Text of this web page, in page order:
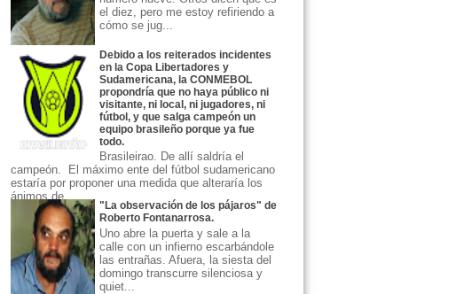
el diez, pero me estoy refiriendo a
cómo se jug...
Debido a los reiterados incidentes
en la Copa Libertadores y
Sudamericana, la CONMEBOL
propondría que no haya público ni
visitante, ni local, ni jugadores, ni
fútbol, y que salga campeón un
equipo brasileño porque ya fue
todo.
Brasileirao. De allí saldría el
campeón. El máximo ente del fútbol sudamericano
estaría por proponer una medida que alteraría los
ánimos de...
"La observación de los pájaros" de
Roberto Fontanarrosa.
Uno abre la puerta y sale a la
calle con un infierno escarbándole
las entrañas. Afuera, la siesta del
domingo transcurre silenciosa y
quiet...